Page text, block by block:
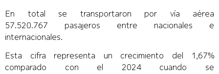
En total se transportaron por vía aérea
57.520.767 pasajeros entre nacionales e
internacionales.
Esta cifra representa un crecimiento del 1,67%
comparado con el 2024 cuando se